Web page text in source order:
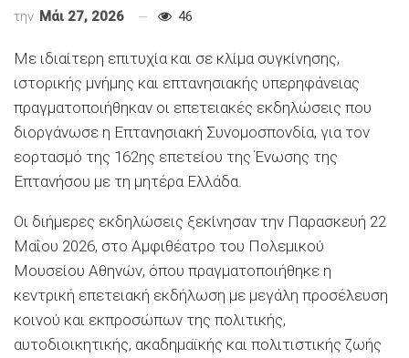
την Μάι 27, 2026 46
Με ιδιαίτερη επιτυχία και σε κλίμα συγκίνησης,
ιστορικής μνήμης και επτανησιακής υπερηφάνειας
πραγματοποιήθηκαν οι επετειακές εκδηλώσεις που
διοργάνωσε η Επτανησιακή Συνομοσπονδία, για τον
εορτασμό της 162ης επετείου της Ένωσης της
Επτανήσου με τη μητέρα Ελλάδα.
Οι διήμερες εκδηλώσεις ξεκίνησαν την Παρασκευή 22
Μαΐου 2026, στο Αμφιθέατρο του Πολεμικού
Μουσείου Αθηνών, όπου πραγματοποιήθηκε η
κεντρική επετειακή εκδήλωση με μεγάλη προσέλευση
κοινού και εκπροσώπων της πολιτικής,
αυτοδιοικητικής, ακαδημαϊκής και πολιτιστικής ζωής